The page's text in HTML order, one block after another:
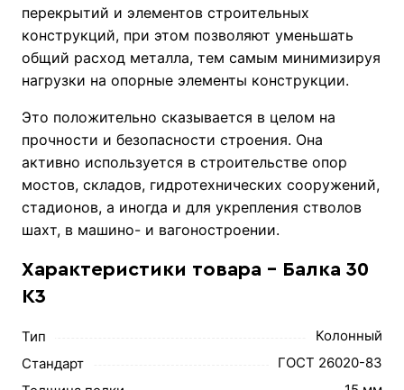
перекрытий и элементов строительных
конструкций, при этом позволяют уменьшать
общий расход металла, тем самым минимизируя
нагрузки на опорные элементы конструкции.
Это положительно сказывается в целом на
прочности и безопасности строения. Она
активно используется в строительстве опор
мостов, складов, гидротехнических сооружений,
стадионов, а иногда и для укрепления стволов
шахт, в машино- и вагоностроении.
Характеристики товара - Балка 30
К3
Тип
Колонный
Стандарт
ГОСТ 26020-83